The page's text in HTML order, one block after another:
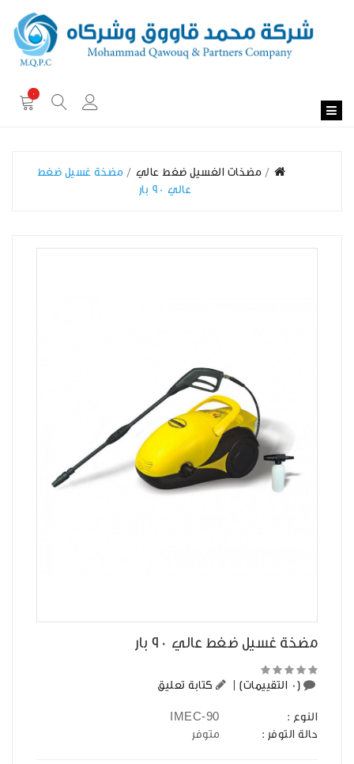
0
مضخات الغسيل ضغط عالي
مضخة غسيل ضغط
عالي 90 بار
مضخة غسيل ضغط عالي 90 بار
(0 التقييمات) كتابة تعليق
النوع :
حالة التوفر : متوفر